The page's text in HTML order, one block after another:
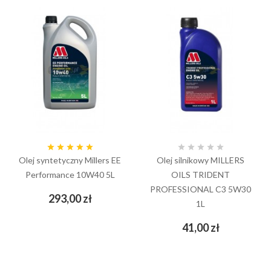
    
Olej syntetyczny Millers EE
Performance 10W40 5L
293,00 złCena
    
Olej silnikowy MILLERS
OILS TRIDENT
PROFESSIONAL C3 5W30
1L
41,00 złCena